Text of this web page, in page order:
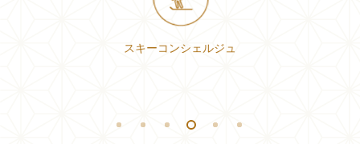
スキーコンシェルジュ